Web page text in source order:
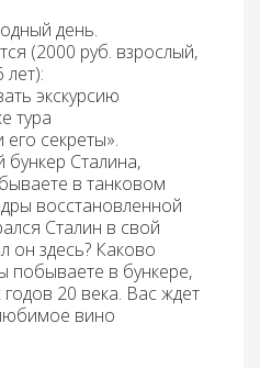
день.
(2000 руб. взрослый,
экскурсию
тура
его секреты».
Сталина,
в танковом
восстановленной
Сталин в свой
он здесь? Каково
побываете в бункере,
20 века. Вас ждет
вино